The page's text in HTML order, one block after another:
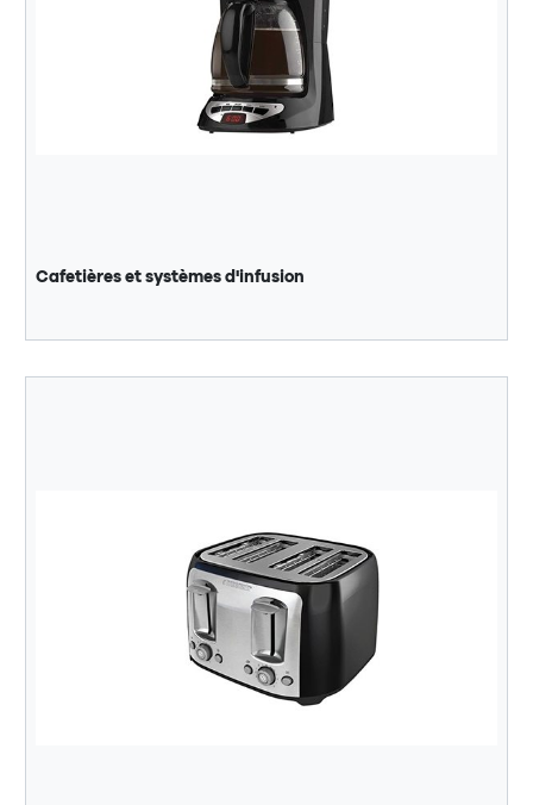
Cafetières et systèmes d'infusion